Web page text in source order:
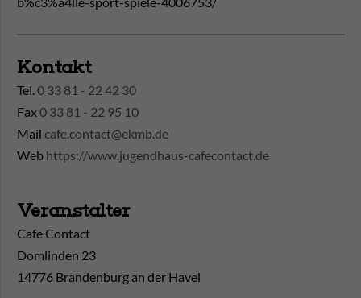
Kontakt
Tel.0 33 81 - 22 42 30
Fax0 33 81 - 22 95 10
Mail cafe.contact@ekmb.de
Web https://www.jugendhaus-cafecontact.de
Veranstalter
Cafe Contact
Domlinden 23
14776 Brandenburg an der Havel